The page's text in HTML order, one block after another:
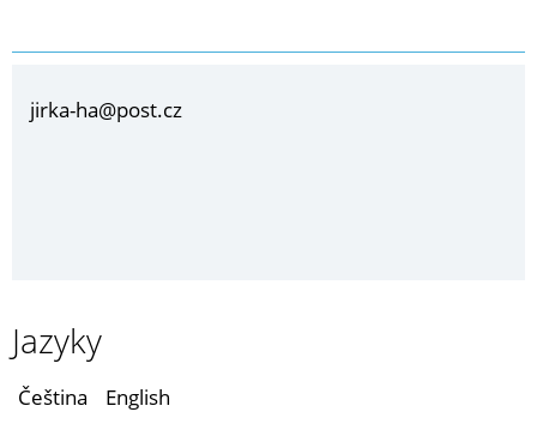
jirka-ha@post.cz
Jazyky
Čeština English